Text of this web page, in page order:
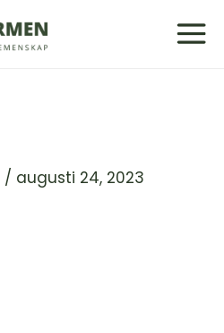
/ augusti 24, 2023